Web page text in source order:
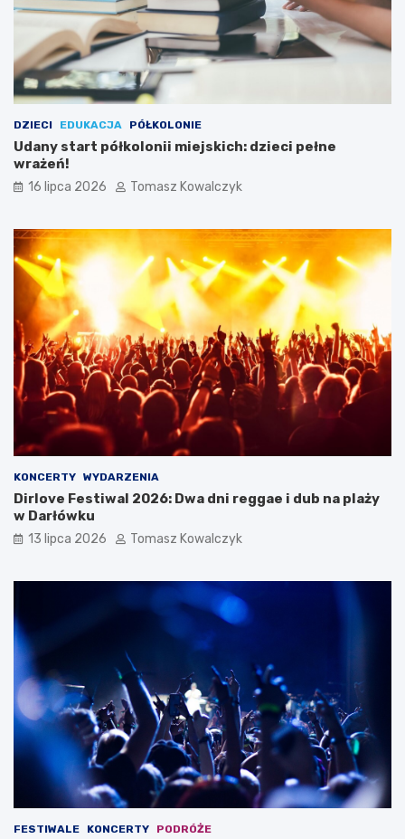
DZIECI EDUKACJA PÓŁKOLONIE
Udany start półkolonii miejskich: dzieci pełne
wrażeń!
16 lipca 2026 Tomasz Kowalczyk
KONCERTY WYDARZENIA
Dirlove Festiwal 2026: Dwa dni reggae i dub na plaży
w Darłówku
13 lipca 2026 Tomasz Kowalczyk
FESTIWALE KONCERTY PODRÓŻE